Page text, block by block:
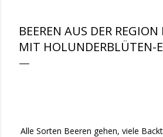
BEEREN AUS DER
MIT HOLUNDERBLÜTEN-
Alle Sorten Beeren gehen, viele